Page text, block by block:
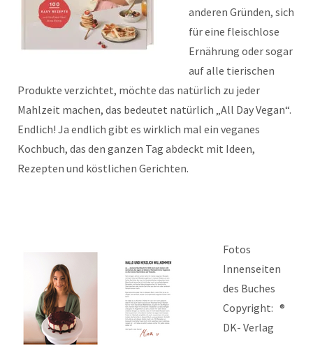
anderen Gründen, sich
für eine fleischlose
Ernährung oder sogar
auf alle tierischen
Produkte verzichtet, möchte das natürlich zu jeder
Mahlzeit machen, das bedeutet natürlich „All Day Vegan“.
Endlich! Ja endlich gibt es wirklich mal ein veganes
Kochbuch, das den ganzen Tag abdeckt mit Ideen,
Rezepten und köstlichen Gerichten.
Fotos
Innenseiten
des Buches
Copyright: ®
DK- Verlag